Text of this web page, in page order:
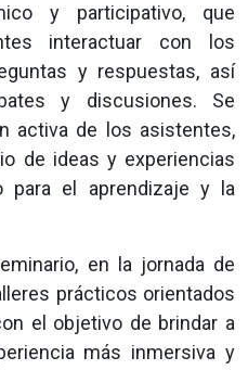
y participativo, que
interactuar con los
y respuestas, así
y discusiones. Se
activa de los asistentes,
de ideas y experiencias
para el aprendizaje y la
en la jornada de
prácticos orientados
el objetivo de brindar a
más inmersiva y